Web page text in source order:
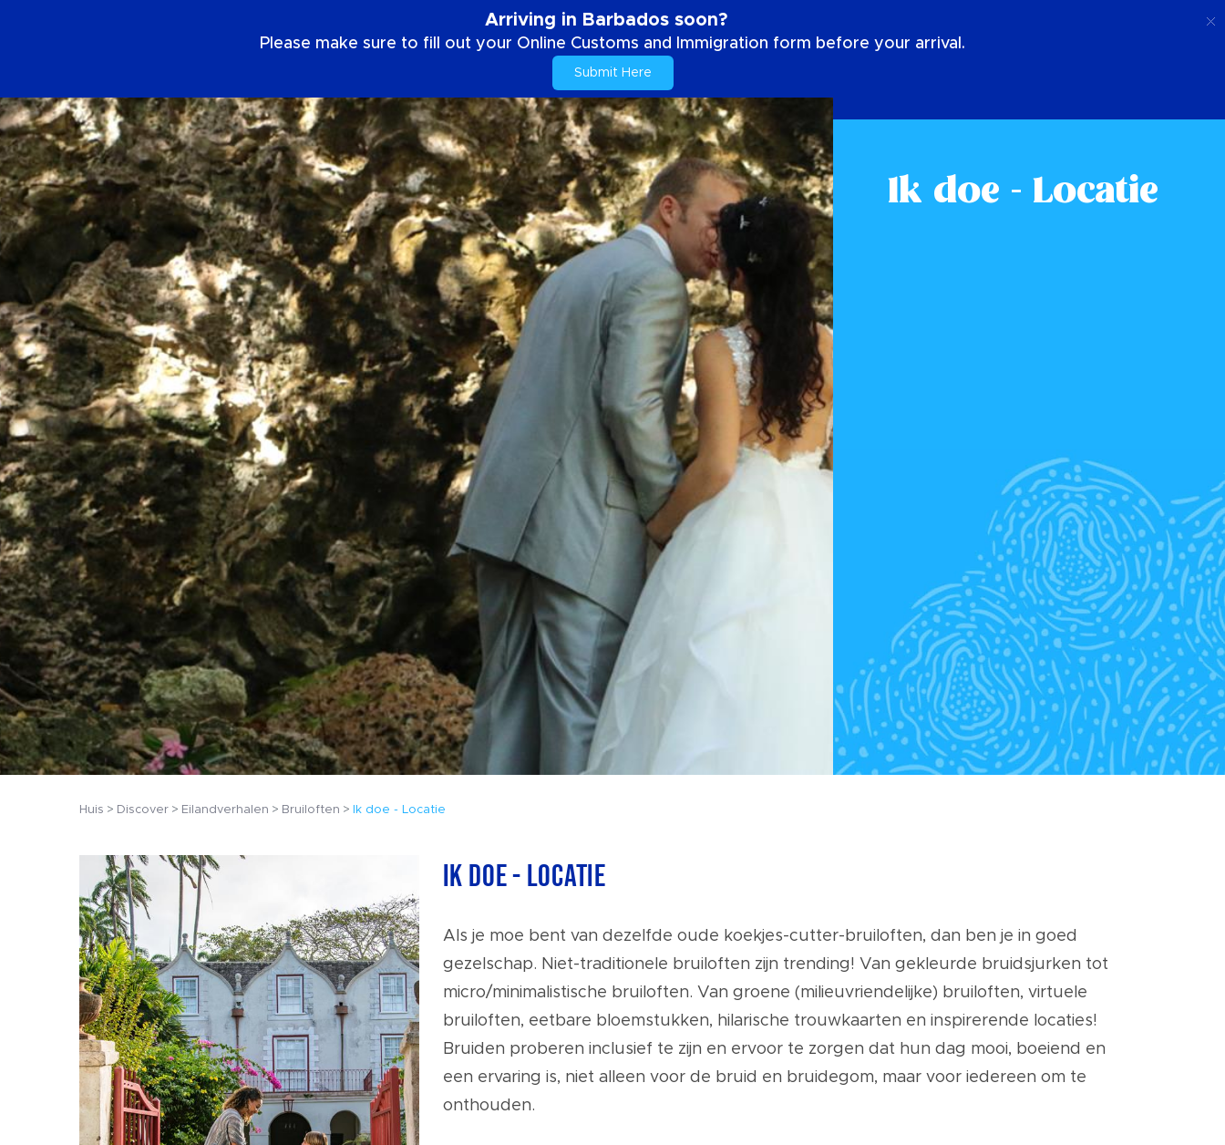
Arriving in Barbados soon?
Please make sure to fill out your Online Customs and Immigration form before your arrival.
Submit Here
Ik doe - Locatie
Huis Discover Eilandverhalen Bruiloften Ik doe - Locatie
Ik doe - Locatie
Als je moe bent van dezelfde oude koekjes-cutter-bruiloften, dan ben je in goed
gezelschap. Niet-traditionele bruiloften zijn trending! Van gekleurde bruidsjurken tot
micro/minimalistische bruiloften. Van groene (milieuvriendelijke) bruiloften, virtuele
bruiloften, eetbare bloemstukken, hilarische trouwkaarten en inspirerende locaties!
Bruiden proberen inclusief te zijn en ervoor te zorgen dat hun dag mooi, boeiend en
een ervaring is, niet alleen voor de bruid en bruidegom, maar voor iedereen om te
onthouden.